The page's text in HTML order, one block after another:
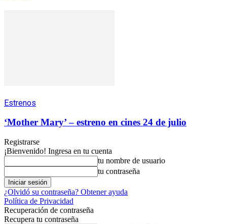
Estrenos
‘Mother Mary’ – estreno en cines 24 de julio
Registrarse
¡Bienvenido! Ingresa en tu cuenta
tu nombre de usuario
tu contraseña
¿Olvidó su contraseña? Obtener ayuda
Política de Privacidad
Recuperación de contraseña
Recupera tu contraseña